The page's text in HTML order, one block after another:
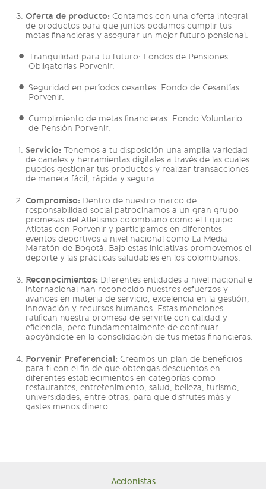
Oferta de producto: Contamos con una oferta integral
de productos para que juntos podamos cumplir tus
metas financieras y asegurar un mejor futuro pensional:
Tranquilidad para tu futuro: Fondos de Pensiones
Obligatorias Porvenir.
Seguridad en períodos cesantes: Fondo de Cesantías
Porvenir.
Cumplimiento de metas financieras: Fondo Voluntario
de Pensión Porvenir.
Servicio: Tenemos a tu disposición una amplia variedad
de canales y herramientas digitales a través de las cuales
puedes gestionar tus productos y realizar transacciones
de manera fácil, rápida y segura.
Compromiso: Dentro de nuestro marco de
responsabilidad social patrocinamos a un gran grupo
promesas del Atletismo colombiano como el Equipo
Atletas con Porvenir y participamos en diferentes
eventos deportivos a nivel nacional como La Media
Maratón de Bogotá. Bajo estas iniciativas promovemos el
deporte y las prácticas saludables en los colombianos.
Reconocimientos: Diferentes entidades a nivel nacional e
internacional han reconocido nuestros esfuerzos y
avances en materia de servicio, excelencia en la gestión,
innovación y recursos humanos. Estas menciones
ratifican nuestra promesa de servirte con calidad y
eficiencia, pero fundamentalmente de continuar
apoyándote en la consolidación de tus metas financieras.
Porvenir Preferencial: Creamos un plan de beneficios
para ti con el fin de que obtengas descuentos en
diferentes establecimientos en categorías como
restaurantes, entretenimiento, salud, belleza, turismo,
universidades, entre otras, para que disfrutes más y
gastes menos dinero.
Accionistas